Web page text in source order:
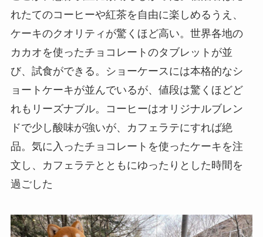
カカオを使ったチョコレートのタブレットが並
び、試食ができる。ショーケースには本格的なシ
ョートケーキが並んでいるが、値段は驚くほどど
れもリーズナブル。コーヒーはオリジナルブレン
ドで少し酸味が強いが、カフェラテにすれば絶
品。気に入ったチョコレートを使ったケーキを注
文し、カフェラテとともにゆったりとした時間を
過ごした